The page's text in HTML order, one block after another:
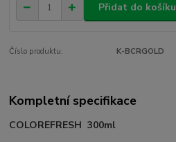
Přidat do košíku
Číslo produktu: K-BCRGOLD
Kompletní specifikace
COLOREFRESH 300ml